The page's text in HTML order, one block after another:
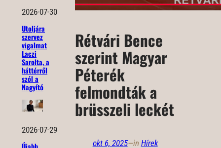
2026-07-30
Utoljára
szervez
vigalmat
Laczi
Sarolta, a
háttérről
szól a
Nagyító
2026-07-29
Rétvári Bence
szerint Magyar
Péterék
felmondták a
brüsszeli leckét
okt 6, 2025—in Hírek